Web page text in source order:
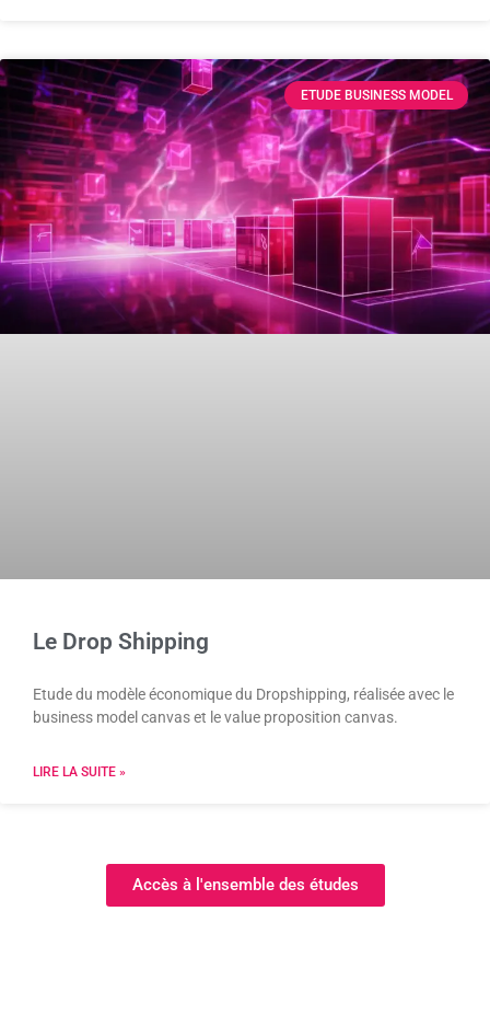
ETUDE BUSINESS MODEL
Le Drop Shipping
Etude du modèle économique du Dropshipping, réalisée avec le
business model canvas et le value proposition canvas.
LIRE LA SUITE »
Accès à l'ensemble des études